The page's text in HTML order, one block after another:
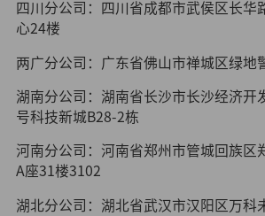
四川分公司：四川省成都市武侯区长华
心24楼
两广分公司：广东省佛山市禅城区绿地
湖南分公司：湖南省长沙市长沙经济开
号科技新城B28-2栋
河南分公司：河南省郑州市管城回族区
A座31楼3102
湖北分公司：湖北省武汉市汉阳区万科